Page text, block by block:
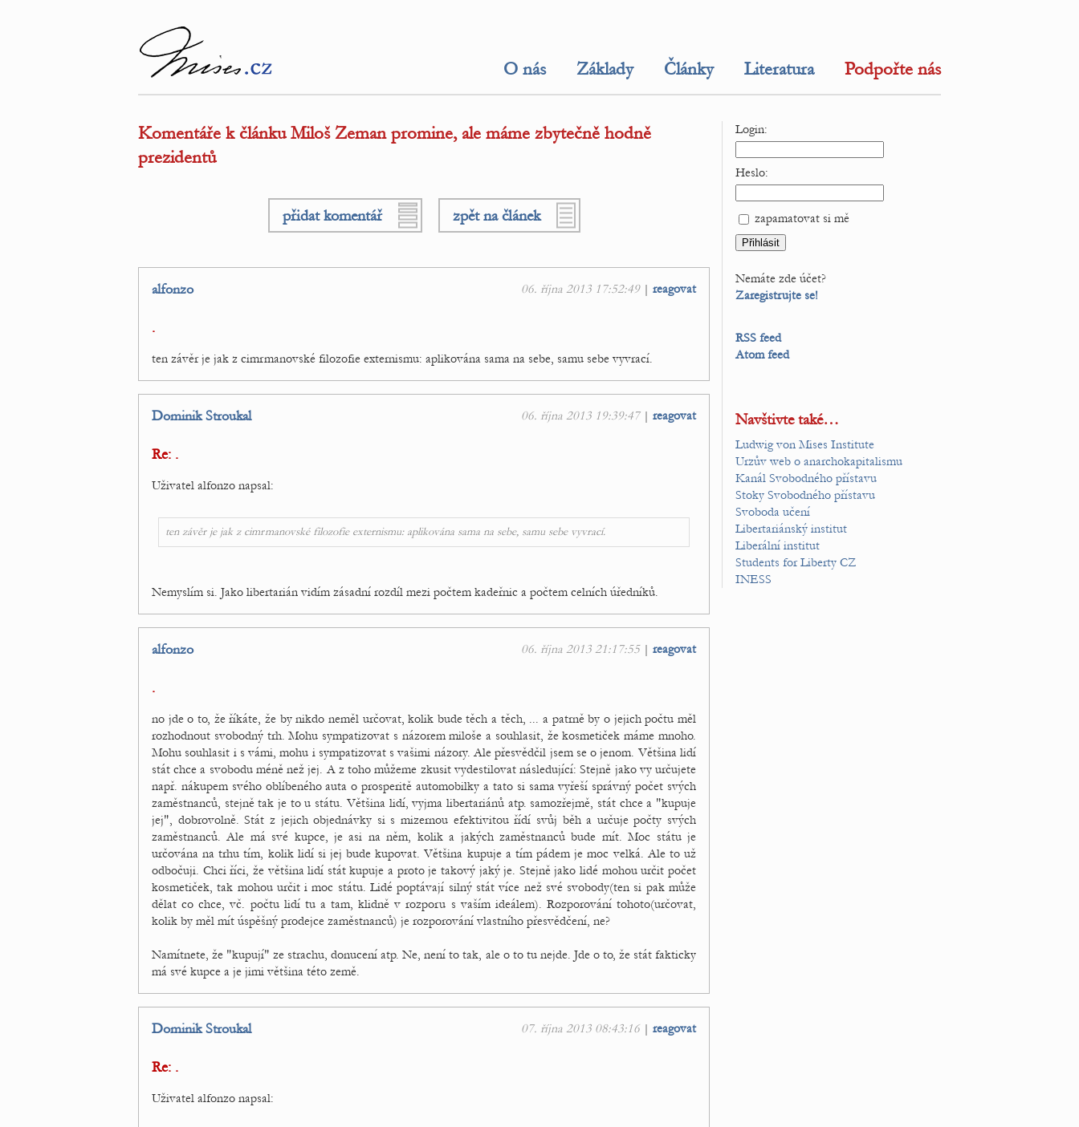
O nás Základy Články Literatura Podpořte nás
Komentáře k článku Miloš Zeman promine, ale máme zbytečně hodně
prezidentů
přidat komentář zpět na článek
06. října 2013 17:52:49| reagovat
alfonzo
.
ten závěr je jak z cimrmanovské filozofie externismu: aplikována sama na sebe, samu sebe vyvrací.
06. října 2013 19:39:47| reagovat
Dominik Stroukal
Re: .
Uživatel alfonzo napsal:
ten závěr je jak z cimrmanovské filozofie externismu: aplikována sama na sebe, samu sebe vyvrací.
Nemyslím si. Jako libertarián vidím zásadní rozdíl mezi počtem kadeřnic a počtem celních úředníků.
06. října 2013 21:17:55| reagovat
alfonzo
.
no jde o to, že říkáte, že by nikdo neměl určovat, kolik bude těch a těch, ... a patrně by o jejich počtu měl
rozhodnout svobodný trh. Mohu sympatizovat s názorem miloše a souhlasit, že kosmetiček máme mnoho.
Mohu souhlasit i s vámi, mohu i sympatizovat s vašimi názory. Ale přesvědčil jsem se o jenom. Většina lidí
stát chce a svobodu méně než jej. A z toho můžeme zkusit vydestilovat následující: Stejně jako vy určujete
např. nákupem svého oblíbeného auta o prosperitě automobilky a tato si sama vyřeší správný počet svých
zaměstnanců, stejně tak je to u státu. Většina lidí, vyjma libertariánů atp. samozřejmě, stát chce a "kupuje
jej", dobrovolně. Stát z jejich objednávky si s mizernou efektivitou řídí svůj běh a určuje počty svých
zaměstnanců. Ale má své kupce, je asi na něm, kolik a jakých zaměstnanců bude mít. Moc státu je
určována na trhu tím, kolik lidí si jej bude kupovat. Většina kupuje a tím pádem je moc velká. Ale to už
odbočuji. Chci říci, že většina lidí stát kupuje a proto je takový jaký je. Stejně jako lidé mohou určit počet
kosmetiček, tak mohou určit i moc státu. Lidé poptávají silný stát více než své svobody(ten si pak může
dělat co chce, vč. počtu lidí tu a tam, klidně v rozporu s vaším ideálem). Rozporování tohoto(určovat,
kolik by měl mít úspěšný prodejce zaměstnanců) je rozporování vlastního přesvědčení, ne?
Namítnete, že "kupují" ze strachu, donucení atp. Ne, není to tak, ale o to tu nejde. Jde o to, že stát fakticky
má své kupce a je jimi většina této země.
07. října 2013 08:43:16 | reagovat
Dominik Stroukal
Re: .
Uživatel alfonzo napsal:
Login:
Heslo:
zapamatovat si mě
Nemáte zde účet?
Zaregistrujte se!
RSS feed
Atom feed
Navštivte také…
Ludwig von Mises Institute
Urzův web o anarchokapitalismu
Kanál Svobodného přístavu
Stoky Svobodného přístavu
Svoboda učení
Libertariánský institut
Liberální institut
Students for Liberty CZ
INESS